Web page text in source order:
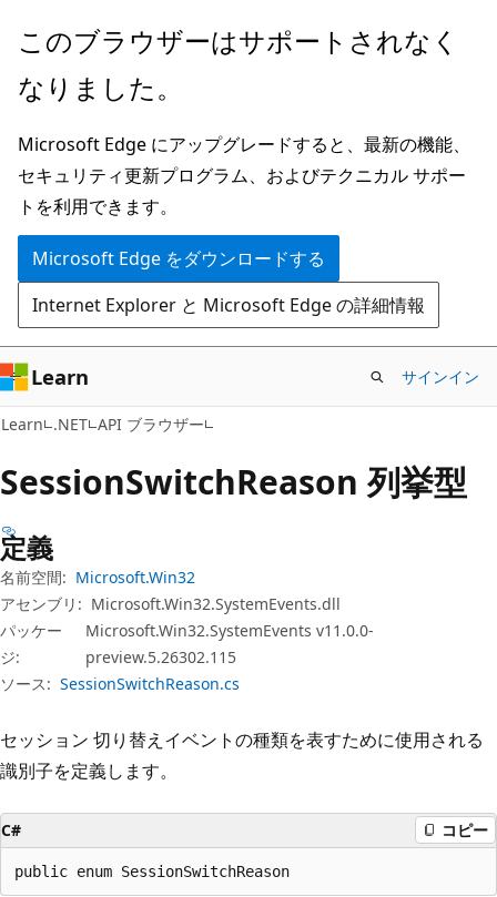
メ
ン
ン
テ
ン
ツ
に
ス
キ
ッ
プ
ペ
ジ
ナ
ビ
ゲ
ー
シ
ョ
ン
に
ス
キ
プ
このブラウザーはサポートされなく
なりました。
Microsoft Edge にアップグレードすると、最新の機能、
セキュリティ更新プログラム、およびテクニカル サポー
トを利用できます。
Microsoft Edge をダウンロードする
Internet Explorer と Microsoft Edge の詳細情報
Learn サインイン
Learn .NET API ブラウザー
SessionSwitchReason 列挙型
定義
名前空間: Microsoft.Win32
アセンブリ: Microsoft.Win32.SystemEvents.dll
パッケー
ジ:
Microsoft.Win32.SystemEvents v11.0.0-
preview.5.26302.115
ソース: SessionSwitchReason.cs
セッション 切り替えイベントの種類を表すために使用される
識別子を定義します。
C# コピー
public enum SessionSwitchReason